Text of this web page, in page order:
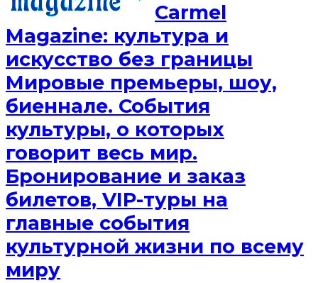
Сarmel
Magazine: культура и
искусство без границы
Мировые премьеры, шоу,
биеннале. События
культуры, о которых
говорит весь мир.
Бронирование и заказ
билетов, VIP-туры на
главные события
культурной жизни по всему
миру